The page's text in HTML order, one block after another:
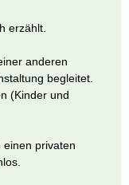
erzählt.
anderen
begleitet.
(Kinder und
einen privaten